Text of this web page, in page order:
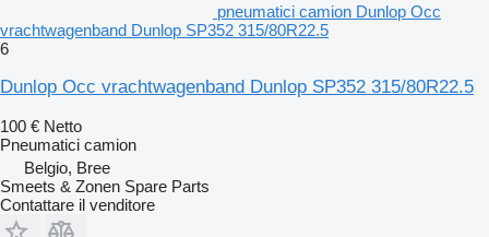
pneumatici camion Dunlop Occ
vrachtwagenband Dunlop SP352 315/80R22.5
6
Dunlop Occ vrachtwagenband Dunlop SP352 315/80R22.5
100 € Netto
Pneumatici camion
Belgio, Bree
Smeets & Zonen Spare Parts
Contattare il venditore